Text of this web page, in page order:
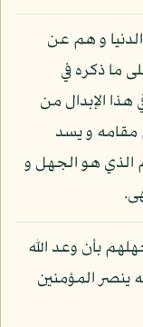
و هم عن
ما ذكره في
الإبدال من
مقامه و يسد
الذي هو الجهل و
بأن وعد الله
ينصر المؤمنين